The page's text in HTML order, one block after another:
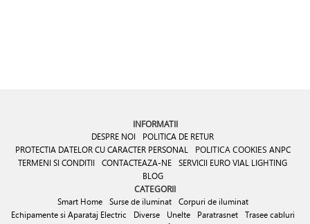
INFORMATII
DESPRE NOI
POLITICA DE RETUR
PROTECTIA DATELOR CU CARACTER PERSONAL
POLITICA COOKIES ANPC
TERMENI SI CONDITII
CONTACTEAZA-NE SERVICII EURO VIAL LIGHTING
BLOG
CATEGORII
Smart Home Surse de iluminat
Corpuri de iluminat
Echipamente si Aparataj Electric
Diverse Unelte Paratrasnet
Trasee cabluri